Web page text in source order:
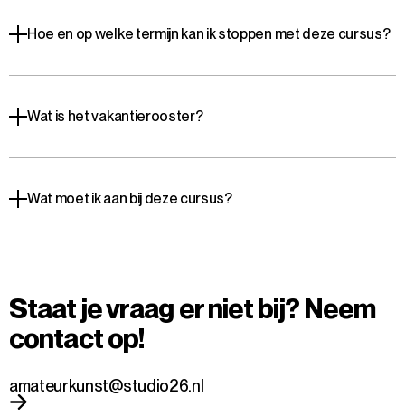
Hoe en op welke termijn kan ik stoppen met deze cursus?
Wat is het vakantierooster?
Wat moet ik aan bij deze cursus?
Staat je vraag er niet bij? Neem
contact op!
amateurkunst@studio26.nl